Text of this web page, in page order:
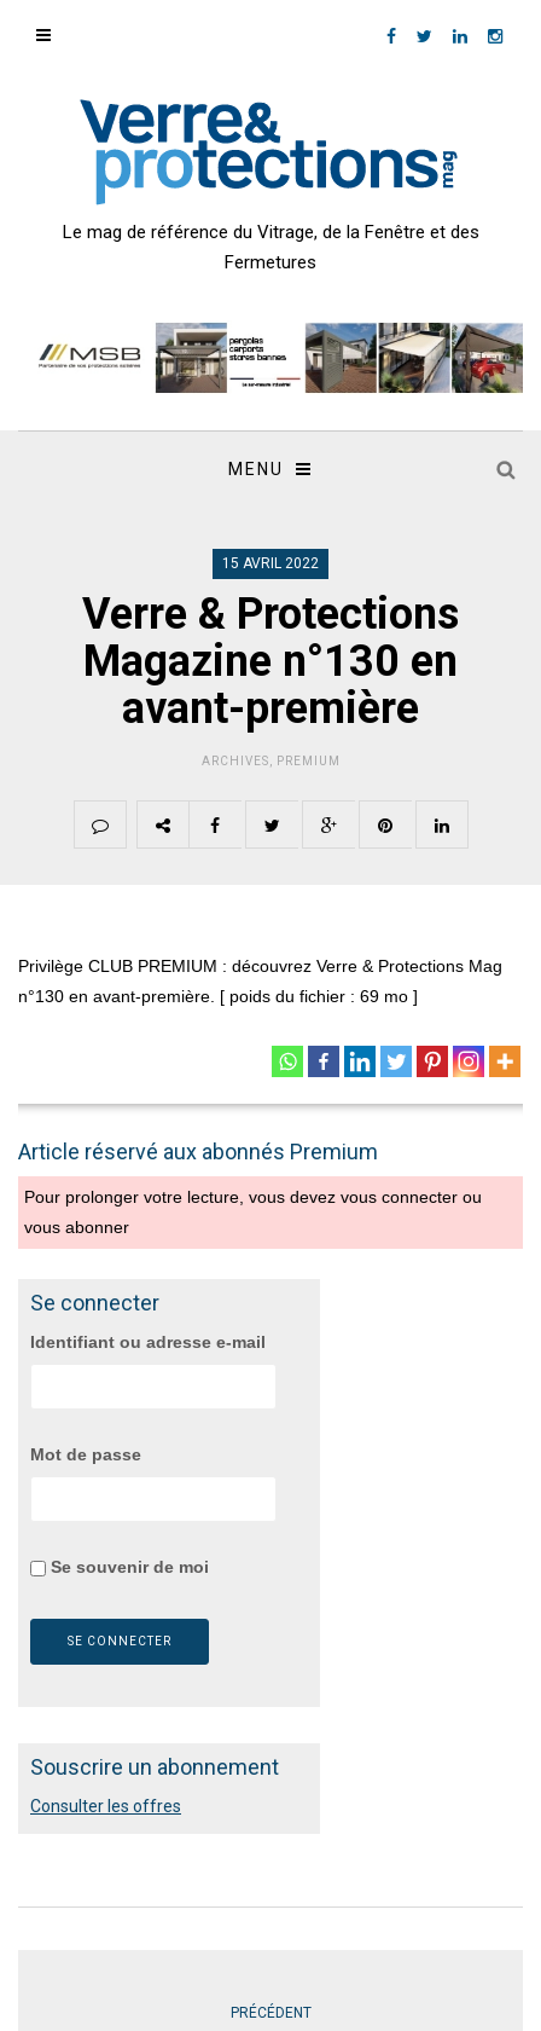
Le mag de référence du Vitrage, de la Fenêtre et des
Fermetures
MENU
15 AVRIL 2022
Verre & Protections
Magazine n°130 en
avant-première
ARCHIVES PREMIUM
Privilège CLUB PREMIUM : découvrez Verre & Protections Mag
n°130 en avant-première. [ poids du fichier : 69 mo ]
Article réservé aux abonnés Premium
Pour prolonger votre lecture, vous devez vous connecter ou
vous abonner
Se connecter
Identifiant ou adresse e-mail
Mot de passe
Se souvenir de moi
Souscrire un abonnement
Consulter les offres
PRÉCÉDENT